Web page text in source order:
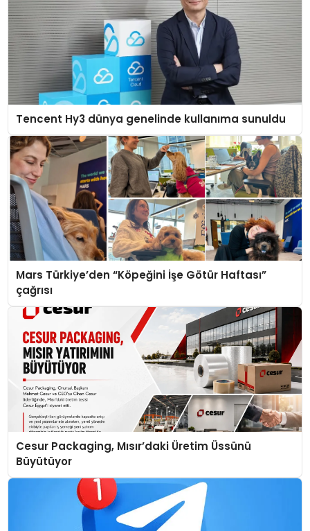
Tencent Hy3 dünya genelinde kullanıma sunuldu
Mars Türkiye’den “Köpeğini İşe Götür Haftası”
çağrısı
Cesur Packaging, Mısır’daki Üretim Üssünü
Büyütüyor